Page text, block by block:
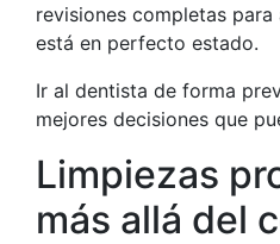
revisiones completas
está en perfecto estado.
Ir al dentista de forma
mejores decisiones que
Limpiezas
más allá del